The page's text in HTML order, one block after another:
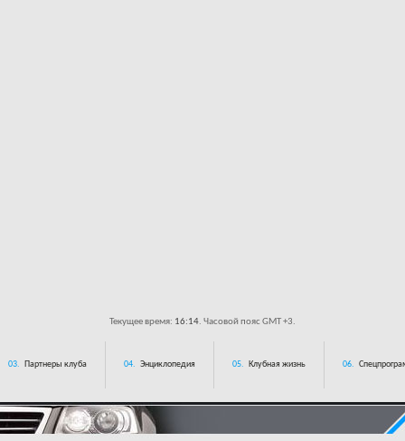
Текущее время: 16:14. Часовой пояс GMT +3.
03. Партнеры клуба 04. Энциклопедия 05. Клубная жизнь 06.